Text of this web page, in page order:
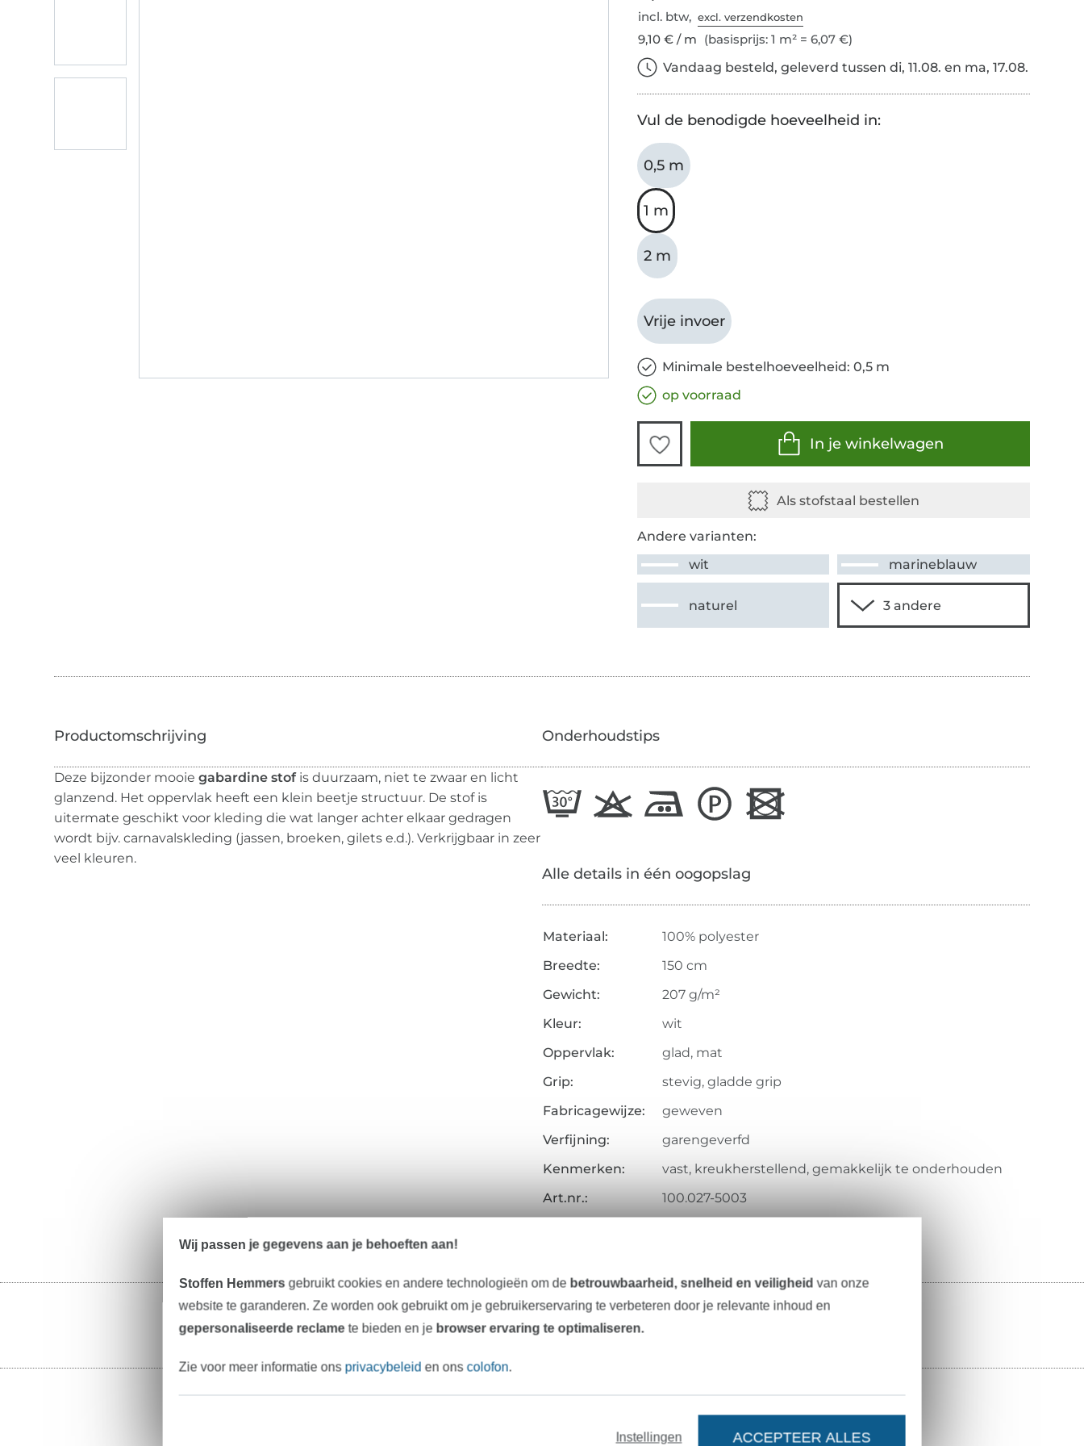
incl. btw,excl. verzendkosten
9,10 € / m (basisprijs: 1 m² = 6,07 €)
Vandaag besteld, geleverd tussen di, 11.08. en ma, 17.08.
Vul de benodigde hoeveelheid in:
0,5 m
1 m
2 m
Vrije invoer
Minimale bestelhoeveelheid: 0,5 m
op voorraad
In je winkelwagen
Andere varianten:
wit
marineblauw
naturel
Deze bijzonder mooiegabardine stofis duurzaam, niet te zwaar en licht
glanzend. Het oppervlak heeft een klein beetje structuur. De stof is
uitermate geschikt voor kleding die wat langer achter elkaar gedragen
wordt bijv. carnavalskleding (jassen, broeken, gilets e.d.). Verkrijgbaar in zeer
veel kleuren.
Onderhoudstips
Alle details in één oogopslag
Materiaal:
100% polyester
Breedte:
150 cm
Gewicht:
207 g/m²
Kleur:
wit
Oppervlak:
glad, mat
Grip:
stevig, gladde grip
Fabricagewijze:
geweven
Verfijning:
garengeverfd
Kenmerken:
vast, kreukherstellend, gemakkelijk te onderhouden
Art.nr.:
100.027-5003
Onze tip: Dit past er bij
Wij passen je gegevens aan je behoeften aan!
Stoffen Hemmers gebruikt cookies en andere technologieën om de betrouwbaarheid, snelheid en veiligheid van onze
website te garanderen. Ze worden ook gebruikt om je gebruikerservaring te verbeteren door je relevante inhoud en
gepersonaliseerde reclamete bieden en je browser ervaring te optimaliseren.
Zie voor meer informatie ons privacybeleid en onscolofon.
Instellingen ACCEPTEER ALLES